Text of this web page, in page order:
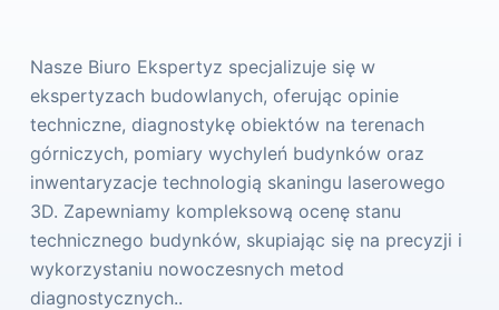
Nasze Biuro Ekspertyz specjalizuje się w
ekspertyzach budowlanych, oferując opinie
techniczne, diagnostykę obiektów na terenach
górniczych, pomiary wychyleń budynków oraz
inwentaryzacje technologią skaningu laserowego
3D. Zapewniamy kompleksową ocenę stanu
technicznego budynków, skupiając się na precyzji i
wykorzystaniu nowoczesnych metod
diagnostycznych..